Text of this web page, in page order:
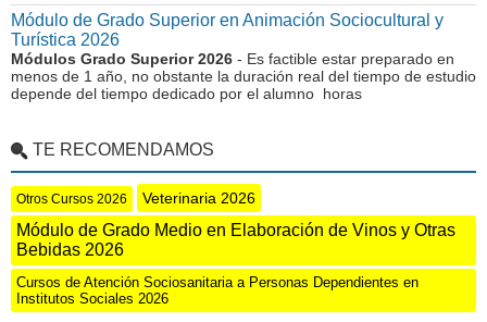
Módulo de Grado Superior en Animación Sociocultural y
Turística 2026
Módulos Grado Superior 2026 - Es factible estar preparado en
menos de 1 año, no obstante la duración real del tiempo de estudio
depende del tiempo dedicado por el alumno horas
TE RECOMENDAMOS
Otros Cursos 2026 Veterinaria 2026
Módulo de Grado Medio en Elaboración de Vinos y Otras
Bebidas 2026
Cursos de Atención Sociosanitaria a Personas Dependientes en
Institutos Sociales 2026